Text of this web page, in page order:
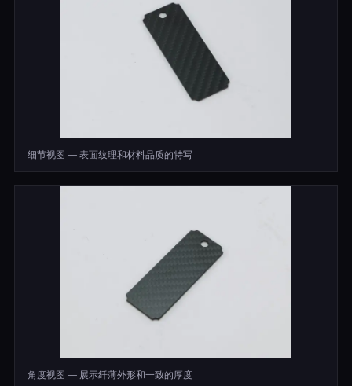
细节视图 — 表面纹理和材料品质的特写
角度视图 — 展示纤薄外形和一致的厚度